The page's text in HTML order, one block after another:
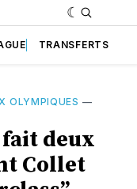
TRANSFERTS
OLYMPIQUES —
fait deux
Collet